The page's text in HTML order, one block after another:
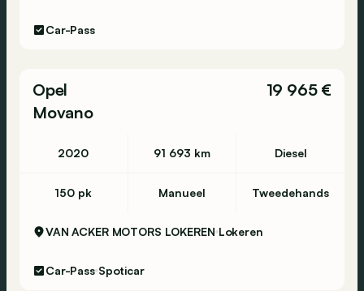
Car-Pass
Opel
Movano
19 965 €
2020 91 693 km Diesel
150 pk Manueel Tweedehands
VAN ACKER MOTORS LOKEREN Lokeren
Car-Pass Spoticar